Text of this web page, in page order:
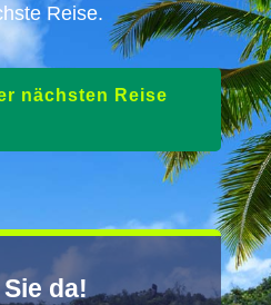
Reise.
nächsten Reise
da!